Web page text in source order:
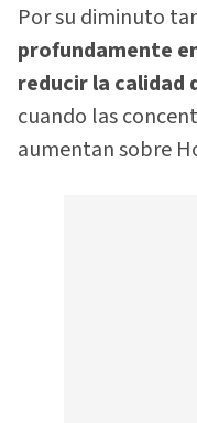
Por su diminuto
profundamente
reducir la calidad
cuando las
aumentan sobre